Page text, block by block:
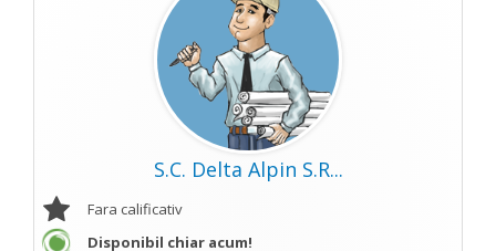
S.C. Delta Alpin S.R...
Fara calificativ
Disponibil chiar acum!